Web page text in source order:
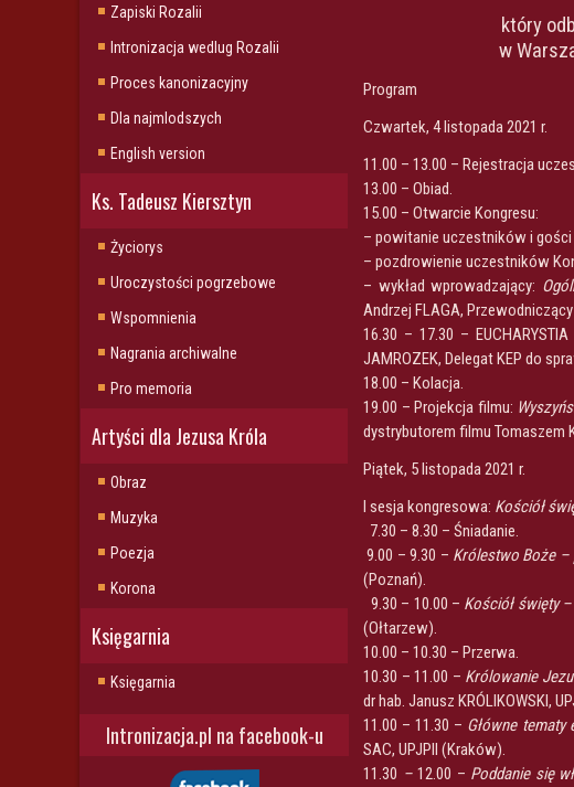
Zapiski Rozalii
Intronizacja wedlug Rozalii
Proces kanonizacyjny
Dla najmlodszych
English version
Ks. Tadeusz Kiersztyn
Życiorys
Uroczystości pogrzebowe
Wspomnienia
Nagrania archiwalne
Pro memoria
Artyści dla Jezusa Króla
Obraz
Muzyka
Poezja
Korona
Księgarnia
Księgarnia
Intronizacja.pl na facebook-u
który
w
Program
Czwartek, 4 listopada 2021 r.
11.00 – 13.00 – Rejestracja
13.00 – Obiad.
15.00 – Otwarcie Kongresu:
– powitanie uczestników i gości
– pozdrowienie uczestników
– wykład wprowadzający:
Andrzej FLAGA,
16.30 – 17.30 –
JAMROZEK, Delegat KEP do
18.00 – Kolacja.
19.00 – Projekcja filmu:
dystrybutorem filmu Tomaszem
Piątek, 5 listopada 2021 r.
I sesja kongresowa: Kościół
7.30 – 8.30 – Śniadanie.
9.00 – 9.30 – Królestwo Boże
(Poznań).
9.30 – 10.00 – Kościół święty
(Ołtarzew).
10.00 – 10.30 – Przerwa.
10.30 – 11.00 – Królowanie
dr hab. Janusz KRÓLIKOWSKI,
11.00 – 11.30 – Główne tematy
SAC, UPJPII (Kraków).
11.30 – 12.00 – Poddanie się